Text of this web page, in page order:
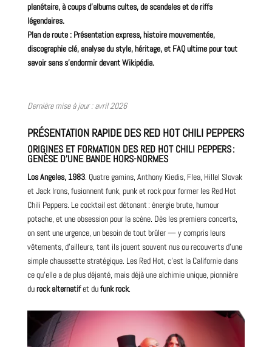
planétaire, à coups d’albums cultes, de scandales et de riffs
légendaires.
Plan de route : Présentation express, histoire mouvementée,
discographie clé, analyse du style, héritage, et FAQ ultime pour tout
savoir sans s’endormir devant Wikipédia.
Dernière mise à jour : avril2026
PRÉSENTATION RAPIDE DES RED HOT CHILI PEPPERS
ORIGINES ET FORMATION DES RED HOT CHILI PEPPERS :
GENÈSE D’UNE BANDE HORS-NORMES
Los Angeles, 1983. Quatre gamins, Anthony Kiedis, Flea, Hillel Slovak
et Jack Irons, fusionnent funk, punket rock pour former les Red Hot
Chili Peppers. Le cocktail est détonant : énergie brute, humour
potache, et une obsession pour la scène. Dès les premiersconcerts,
on sent une urgence, un besoin de tout brûler — y compris leurs
vêtements, d’ailleurs, tant ils jouent souvent nus ou recouverts d’une
simple chaussette stratégique. Les Red Hot, c’est la Californie dans
ce qu’elle a de plus déjanté, mais déjà une alchimie unique, pionnière
durock alternatifet dufunk rock.